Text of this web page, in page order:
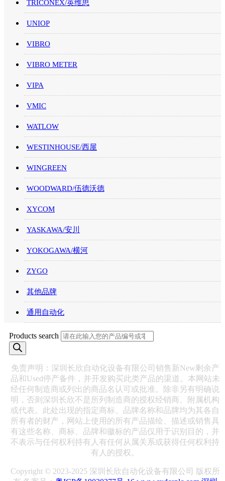
TRICONEX/英维思
UNIOP
VIBRO
VIBRO METER
VIPA
VMIC
WATLOW
WESTINHOUSE/西屋
WINGREEN
WOODWARD/伍德沃德
XYCOM
YASKAWA/安川
YOKOGAWA/横河
ZYGO
其他品牌
通用自动化
Products search
免责声明：深圳长欣自动化设备有限公司销售新New剩余产
品和Used停产备件，并开发购买此类产品的渠道。本网站未
经任何制造商或列出的商品名认可或批准。除非另有明确说
明，否则深圳长欣不是所列制造商的授权经销商、附属机构
或代表。此处出现的指定商标、品牌名称和品牌均为其各自
所有者的财产，网站上使用的所有产品描绘、描述或销售具
有这些名称、商标、品牌和徽标的产品仅用于识别目的，并
不表示与任何权利持有人有任何从属关系或获得任何权利持
有人的授权。
Copyright © 2023-2025 深圳长欣自动化设备有限公司 版权所